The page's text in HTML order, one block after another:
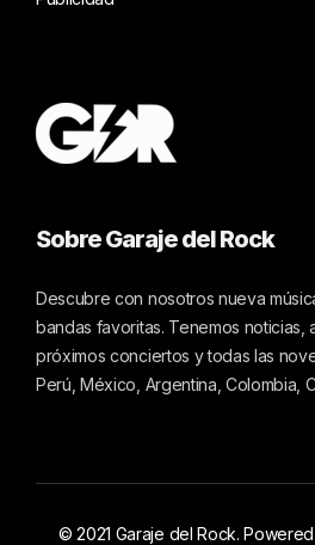
Sobre Garaje del Rock
Descubre con nosotros nueva
bandas favoritas. Tenemos noticias,
próximos conciertos y todas las
Perú, México, Argentina, Colombia,
© 2021 Garaje del Rock.